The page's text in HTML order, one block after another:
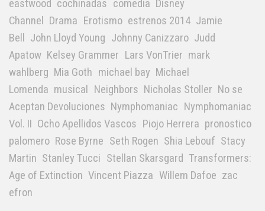
eastwood cochinadas comedia Disney
Channel Drama Erotismo estrenos 2014 Jamie
Bell John Lloyd Young Johnny Canizzaro Judd
Apatow Kelsey Grammer Lars VonTrier mark
wahlberg Mia Goth michael bay Michael
Lomenda musical Neighbors Nicholas Stoller No se
Aceptan Devoluciones Nymphomaniac Nymphomaniac
Vol. II Ocho Apellidos Vascos Piojo Herrera pronostico
palomero Rose Byrne Seth Rogen Shia Lebouf Stacy
Martin Stanley Tucci Stellan Skarsgard Transformers:
Age of Extinction Vincent Piazza Willem Dafoe zac
efron